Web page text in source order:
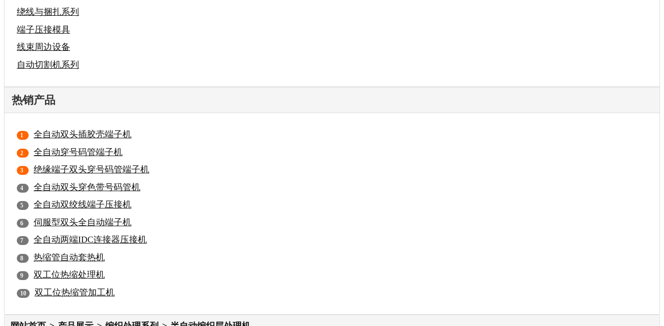
绕线与捆扎系列
端子压接模具
线束周边设备
自动切割机系列
热销产品
全自动双头插胶壳端子机
全自动穿号码管端子机
绝缘端子双头穿号码管端子机
全自动双头穿色带号码管机
全自动双绞线端子压接机
伺服型双头全自动端子机
全自动两端IDC连接器压接机
热缩管自动套热机
双工位热缩处理机
双工位热缩管加工机